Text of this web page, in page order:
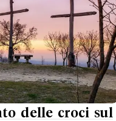
delle croci sul